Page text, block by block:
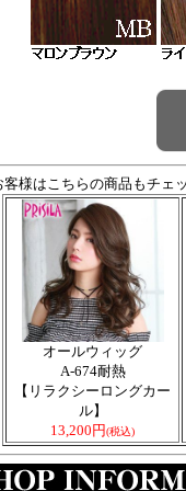
客様はこちらの商品もチェ
オールウィッグ
A-674耐熱
【リラクシーロングカー
ル】
13,200円(税込)